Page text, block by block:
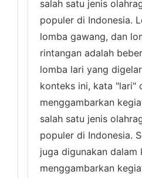
salah satu jenis
populer di Indonesia.
lomba gawang, dan
rintangan adalah
lomba lari yang
konteks ini, kata "lari"
menggambarkan
salah satu jenis
populer di Indonesia.
juga digunakan
menggambarkan